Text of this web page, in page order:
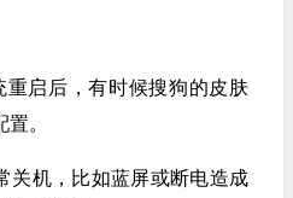
重启后，有时候搜狗的皮肤
。
关机，比如蓝屏或断电造成